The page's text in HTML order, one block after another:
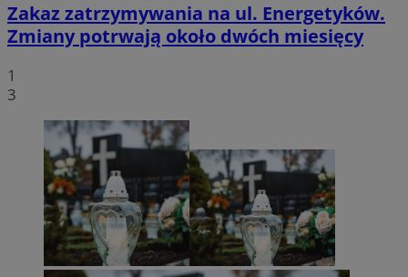
Zakaz zatrzymywania na ul. Energetyków.
Zmiany potrwają około dwóch miesięcy
1
3